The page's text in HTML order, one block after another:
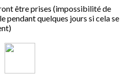
être prises (impossibilité de
pendant quelques jours si cela se